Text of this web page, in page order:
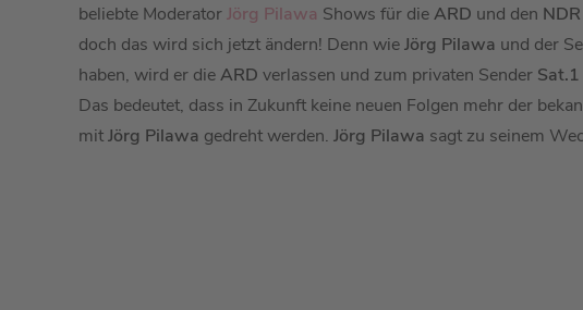
beliebte ModeratorJörg Pilawa Shows für dieARD und den NDR
doch das wird sich jetzt ändern! Denn wieJörg Pilawa und der
haben, wird er dieARD verlassen und zum privaten Sender Sat.1
Das bedeutet, dass in Zukunft keine neuen Folgen mehr der
mitJörg Pilawa gedreht werden. Jörg Pilawa sagt zu seinem